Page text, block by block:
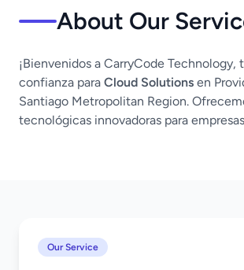
About Our
¡Bienvenidos a CarryCode Technology,
confianza para Cloud Solutions en
Santiago Metropolitan Region.
tecnológicas innovadoras para
Our Service